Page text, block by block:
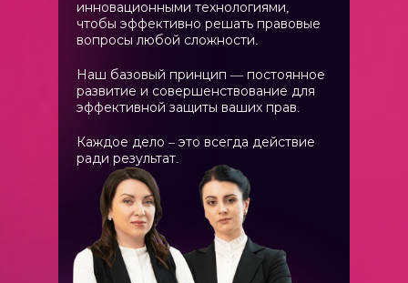
инновационными технологиями,
чтобы эффективно решать правовые
вопросы любой сложности.
Наш базовый принцип — постоянное
развитие и совершенствование для
эффективной защиты ваших прав.
Каждое дело – это всегда действие
ради результат.